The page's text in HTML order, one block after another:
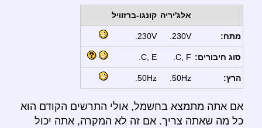
אלג'יריה קונגו-ברזוויל
מתח: 230V.
230V.
סוג חיבורים: C, F.
C, E.
הרץ: 50Hz.
50Hz.
אם אתה מתמצא בחשמל, אולי התרשים הקודם הוא
כל מה שאתה צריך. אם זה לא המקרה, אתה יכול